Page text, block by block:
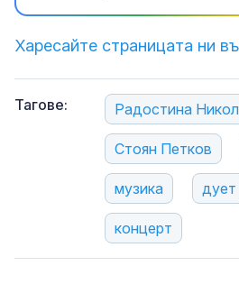
Харесайте страницата ни
Тагове: Радостина
Стоян Петков
музика дует
концерт